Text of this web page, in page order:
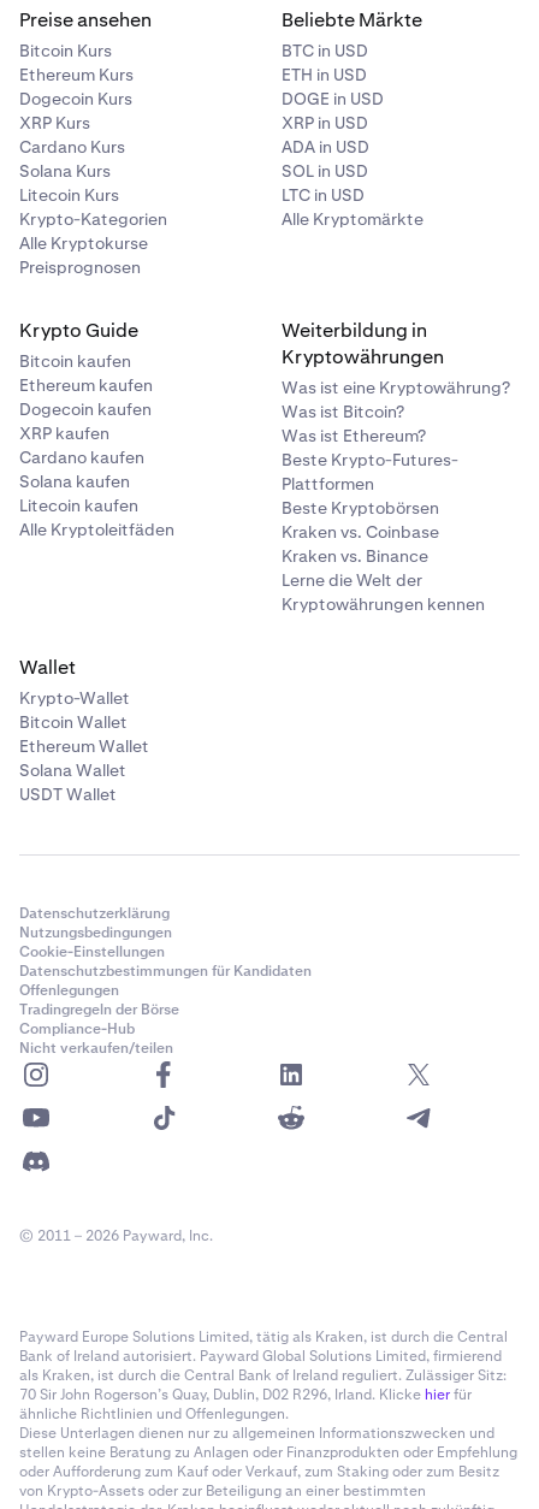
Preise ansehen
Bitcoin Kurs
Ethereum Kurs
Dogecoin Kurs
XRP Kurs
Cardano Kurs
Solana Kurs
Litecoin Kurs
Krypto-Kategorien
Alle Kryptokurse
Preisprognosen
Beliebte Märkte
BTC in USD
ETH in USD
DOGE in USD
XRP in USD
ADA in USD
SOL in USD
LTC in USD
Alle Kryptomärkte
Krypto Guide
Bitcoin kaufen
Ethereum kaufen
Dogecoin kaufen
XRP kaufen
Cardano kaufen
Solana kaufen
Litecoin kaufen
Alle Kryptoleitfäden
Weiterbildung in
Kryptowährungen
Was ist eine Kryptowährung?
Was ist Bitcoin?
Was ist Ethereum?
Beste Krypto-Futures-
Plattformen
Beste Kryptobörsen
Kraken vs. Coinbase
Kraken vs. Binance
Lerne die Welt der
Kryptowährungen kennen
Wallet
Krypto-Wallet
Bitcoin Wallet
Ethereum Wallet
Solana Wallet
USDT Wallet
Datenschutzerklärung
Nutzungsbedingungen
Cookie-Einstellungen
Datenschutzbestimmungen für Kandidaten
Offenlegungen
Tradingregeln der Börse
Compliance-Hub
Nicht verkaufen/teilen
© 2011 – 2026 Payward, Inc.
Payward Europe Solutions Limited, tätig als Kraken, ist durch die Central
Bank of Ireland autorisiert. Payward Global Solutions Limited, firmierend
als Kraken, ist durch die Central Bank of Ireland reguliert. Zulässiger Sitz:
70 Sir John Rogerson’s Quay, Dublin, D02 R296, Irland. Klicke hierfür
ähnliche Richtlinien und Offenlegungen.
Diese Unterlagen dienen nur zu allgemeinen Informationszwecken und
stellen keine Beratung zu Anlagen oder Finanzprodukten oder Empfehlung
oder Aufforderung zum Kauf oder Verkauf, zum Staking oder zum Besitz
von Krypto-Assets oder zur Beteiligung an einer bestimmten